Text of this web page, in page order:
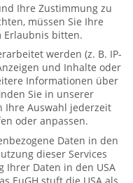
Ihre Zustimmung zu
müssen Sie Ihre
Erlaubnis bitten.
werden (z. B. IP-
und Inhalte oder
Informationen über
Sie in unserer
Ihre Auswahl jederzeit
oder anpassen.
Daten in den
dieser Services
Ihrer Daten in den USA